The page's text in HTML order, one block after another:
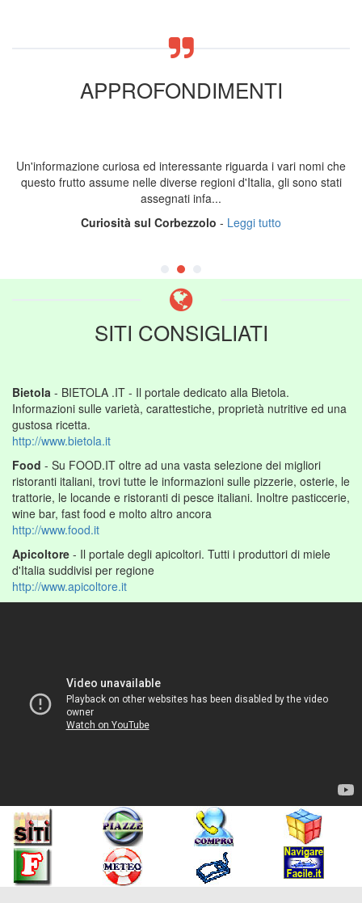
APPROFONDIMENTI
Un'informazione curiosa ed interessante riguarda i vari nomi che
questo frutto assume nelle diverse regioni d'Italia, gli sono stati
assegnati infa...
Curiosità sul Corbezzolo - Leggi tutto
SITI CONSIGLIATI
Bietola - BIETOLA .IT - Il portale dedicato alla Bietola.
Informazioni sulle varietà, carattestiche, proprietà nutritive ed una
gustosa ricetta.
http://www.bietola.it
Food - Su FOOD.IT oltre ad una vasta selezione dei migliori
ristoranti italiani, trovi tutte le informazioni sulle pizzerie, osterie, le
trattorie, le locande e ristoranti di pesce italiani. Inoltre pasticcerie,
wine bar, fast food e molto altro ancora
http://www.food.it
Apicoltore - Il portale degli apicoltori. Tutti i produttori di miele
d'Italia suddivisi per regione
http://www.apicoltore.it